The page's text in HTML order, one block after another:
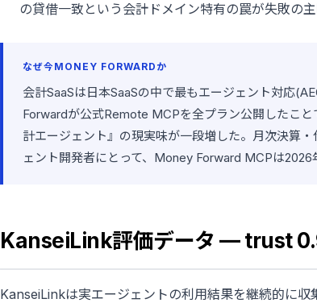
の貸借一致という会計ドメイン特有の罠が失敗の主
なぜ今MONEY FORWARDか
会計SaaSは日本SaaSの中で最もエージェント対応
Forwardが公式Remote MCPを全プラン公開したこ
計エージェント』の現実味が一段増した。月次決算
ェント開発者にとって、Money Forward MCPは2026
KanseiLink評価データ — trust
KanseiLinkは実エージェントの利用結果を継続的に